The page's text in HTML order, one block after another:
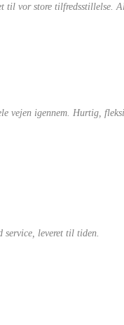
vor store tilfredsstillelse.
vejen igennem. Hurtig,
service, leveret til tiden.